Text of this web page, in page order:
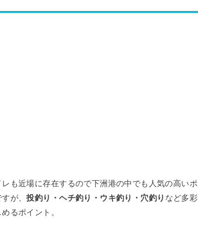
も近場に存在するので下洲港の中でも人気の高いポ
すが、投釣り・ヘチ釣り・ウキ釣り・穴釣り など多彩
るポイント。